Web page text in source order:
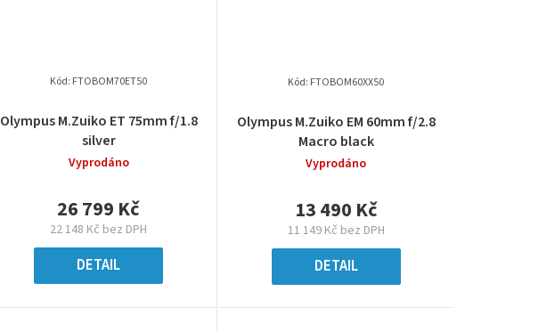
Olympus M.Zuiko ET 75mm f/1.8
silver
Vyprodáno
22 148 Kč bez DPH
26 799 Kč
DETAIL
Kód: FTOBOM70ET50
Olympus M.Zuiko EM 60mm f/2.8
Macro black
Vyprodáno
11 149 Kč bez DPH
13 490 Kč
DETAIL
Kód: FTOBOM60XX50